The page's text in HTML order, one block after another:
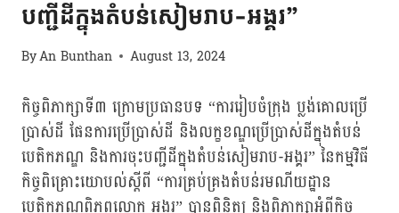
បញ្ជីដីក្នុងតំបន់សៀមរាប-អង្គរ”
ByAn Bunthan August 13, 2024
កិច្ចពិភាក្សាទី៣ ក្រោមប្រធានបទ “ការរៀបចំក្រុង ប្លង់គោលប្រើ
ប្រាស់ដី ផែនការប្រើប្រាស់ដី និងលក្ខខណ្ឌប្រើប្រាស់ដីក្នុងតំបន់
បេតិកភណ្ឌ និងការចុះបញ្ជីដីក្នុងតំបន់សៀមរាប-អង្គរ” នៃកម្មវិធី
កិច្ចពិគ្រោះយោបល់ស្ដីពី “ការគ្រប់គ្រងតំបន់រមណីយដ្ឋាន